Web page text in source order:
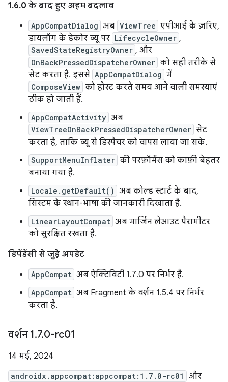
1.6.0 के बाद हुए अहम बदलाव
AppCompatDialog अब ViewTree एपीआई के ज़रिए,
डायलॉग के डेकोर व्यू पर LifecycleOwner ,
SavedStateRegistryOwner , और
OnBackPressedDispatcherOwner को सही तरीके से
सेट करता है. इससे AppCompatDialog में
ComposeView को होस्ट करते समय आने वाली समस्याएं
ठीक हो जाती हैं.
AppCompatActivity अब
ViewTreeOnBackPressedDispatcherOwner सेट
करता है, ताकि व्यू से डिस्पैचर को वापस लाया जा सके.
SupportMenuInflater की परफ़ॉर्मेंस को काफ़ी बेहतर
बनाया गया है.
Locale.getDefault() अब कोल्ड स्टार्ट के बाद,
सिस्टम के स्थान-भाषा की जानकारी दिखाता है.
LinearLayoutCompat अब मार्जिन लेआउट पैरामीटर
को सुरक्षित रखता है.
डिपेंडेंसी से जुड़े अपडेट
AppCompat अब ऐक्टिविटी 1.7.0 पर निर्भर है.
AppCompat अब Fragment के वर्शन 1.5.4 पर निर्भर
करता है.
वर्शन 1.7.0-rc01
14 मई, 2024
androidx.appcompat:appcompat:1.7.0-rc01 और